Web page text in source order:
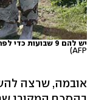
יש להם 9 שבועות כדי לפרק 18 בסיסי צבא. חיילים אמריקנים בעיראק
AFP)
אובמה, שרצה